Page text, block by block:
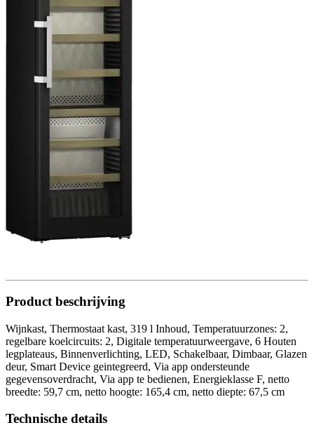
Product beschrijving
Wijnkast, Thermostaat kast, 319 l Inhoud, Temperatuurzones: 2,
regelbare koelcircuits: 2, Digitale temperatuurweergave, 6 Houten
legplateaus, Binnenverlichting, LED, Schakelbaar, Dimbaar, Glazen
deur, Smart Device geintegreerd, Via app ondersteunde
gegevensoverdracht, Via app te bedienen, Energieklasse F, netto
breedte: 59,7 cm, netto hoogte: 165,4 cm, netto diepte: 67,5 cm
Technische details